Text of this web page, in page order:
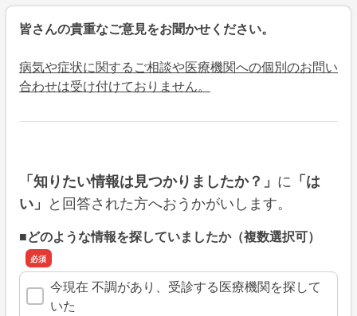
皆さんの貴重なご意見をお聞かせください。
病気や症状に関するご相談や医療機関への個別のお問い
合わせは受け付けておりません。
「知りたい情報は見つかりましたか？」 に 「は
い」 と回答された方へおうかがいします。
■どのような情報を探していましたか（複数選択可）
今現在 不調があり、受診する医療機関を探して
いた